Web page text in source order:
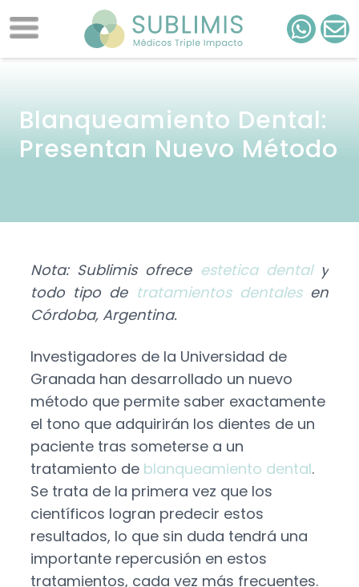
Blanqueamiento Dental:
Presentan Nuevo Método
Nota: Sublimis ofrece estetica dentaly
todo tipo de tratamientos dentalesen
Córdoba, Argentina.
Investigadores de la Universidad de
Granada han desarrollado un nuevo
método que permite saber exactamente
el tono que adquirirán los dientes de un
paciente tras someterse a un
tratamiento de blanqueamiento dental.
Se trata de la primera vez que los
científicos logran predecir estos
resultados, lo que sin duda tendrá una
importante repercusión en estos
tratamientos, cada vez más frecuentes.